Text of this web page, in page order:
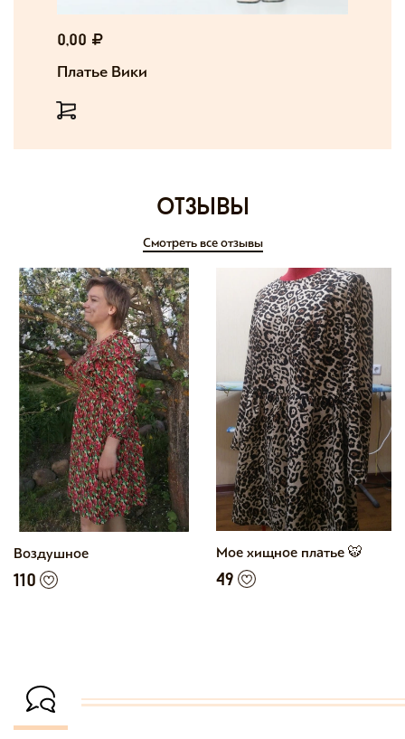
0,00
Платье Вики
отзывы
Смотреть все отзывы
Воздушное
110
Мое хищное платье 🐯
49